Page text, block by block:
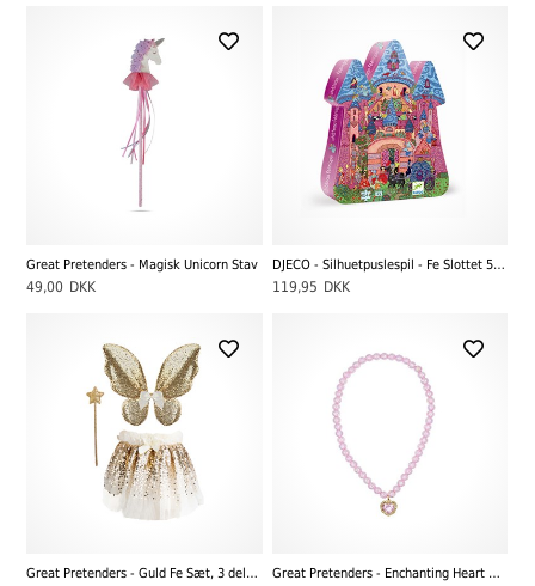
Great Pretenders - Magisk Unicorn Stav
49,00 DKK
DJECO - Silhuetpuslespil - Fe Slottet 54 Brikker
119,95 DKK
Great Pretenders - Guld Fe Sæt, 3 dele - 4-6 år Great Pretenders - Enchanting Heart Halskæde